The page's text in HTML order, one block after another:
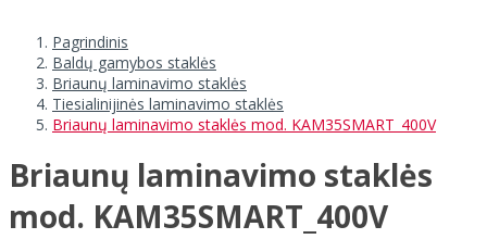
Pagrindinis
Baldų gamybos staklės
Briaunų laminavimo staklės
Tiesialinijinės laminavimo staklės
Briaunų laminavimo staklės mod. KAM35SMART_400V
Briaunų laminavimo staklės
mod. KAM35SMART_400V